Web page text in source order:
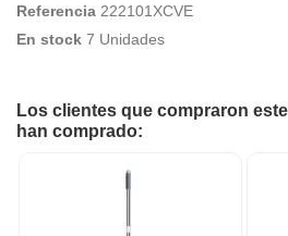
Referencia 222101XCVE
En stock 7 Unidades
Los clientes que compraron
han comprado: